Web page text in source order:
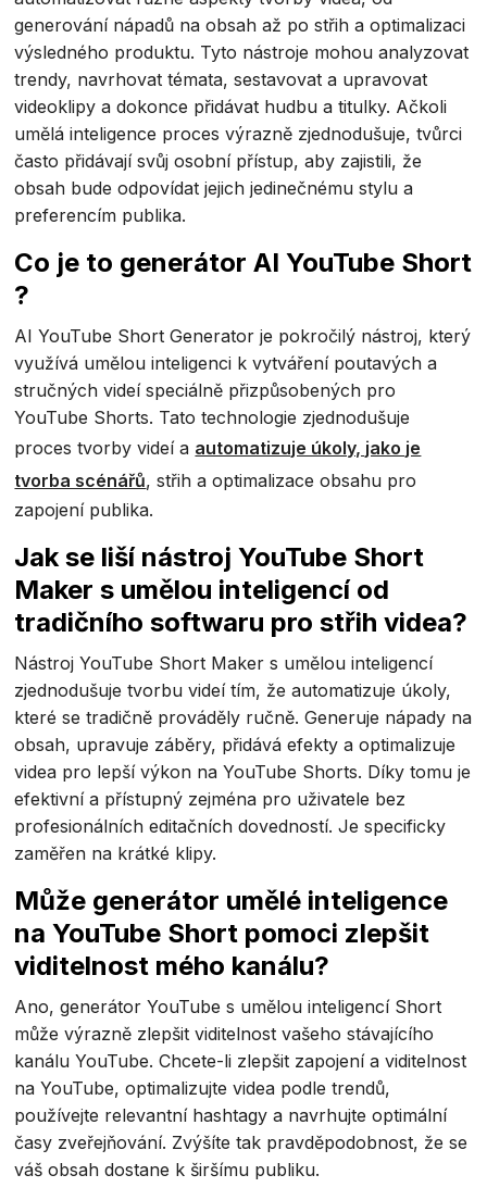
generování nápadů na obsah až po střih a optimalizaci
výsledného produktu. Tyto nástroje mohou analyzovat
trendy, navrhovat témata, sestavovat a upravovat
videoklipy a dokonce přidávat hudbu a titulky. Ačkoli
umělá inteligence proces výrazně zjednodušuje, tvůrci
často přidávají svůj osobní přístup, aby zajistili, že
obsah bude odpovídat jejich jedinečnému stylu a
preferencím publika.
Co je to generátor AI YouTube Short
?
AI YouTube Short Generator je pokročilý nástroj, který
využívá umělou inteligenci k vytváření poutavých a
stručných videí speciálně přizpůsobených pro
YouTube Shorts. Tato technologie zjednodušuje
proces tvorby videí a automatizuje úkoly, jako je
tvorba scénářů, střih a optimalizace obsahu pro
zapojení publika.
Jak se liší nástroj YouTube Short
Maker s umělou inteligencí od
tradičního softwaru pro střih videa?
Nástroj YouTube Short Maker s umělou inteligencí
zjednodušuje tvorbu videí tím, že automatizuje úkoly,
které se tradičně prováděly ručně. Generuje nápady na
obsah, upravuje záběry, přidává efekty a optimalizuje
videa pro lepší výkon na YouTube Shorts. Díky tomu je
efektivní a přístupný zejména pro uživatele bez
profesionálních editačních dovedností. Je specificky
zaměřen na krátké klipy.
Může generátor umělé inteligence
na YouTube Short pomoci zlepšit
viditelnost mého kanálu?
Ano, generátor YouTube s umělou inteligencí Short
může výrazně zlepšit viditelnost vašeho stávajícího
kanálu YouTube. Chcete-li zlepšit zapojení a viditelnost
na YouTube, optimalizujte videa podle trendů,
používejte relevantní hashtagy a navrhujte optimální
časy zveřejňování. Zvýšíte tak pravděpodobnost, že se
váš obsah dostane k širšímu publiku.